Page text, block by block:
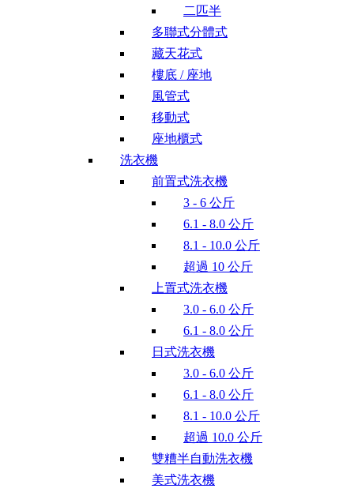
二匹半
多聯式分體式
藏天花式
樓底 / 座地
風管式
移動式
座地櫃式
洗衣機
前置式洗衣機
3 - 6 公斤
6.1 - 8.0 公斤
8.1 - 10.0 公斤
超過 10 公斤
上置式洗衣機
3.0 - 6.0 公斤
6.1 - 8.0 公斤
日式洗衣機
3.0 - 6.0 公斤
6.1 - 8.0 公斤
8.1 - 10.0 公斤
超過 10.0 公斤
雙糟半自動洗衣機
美式洗衣機